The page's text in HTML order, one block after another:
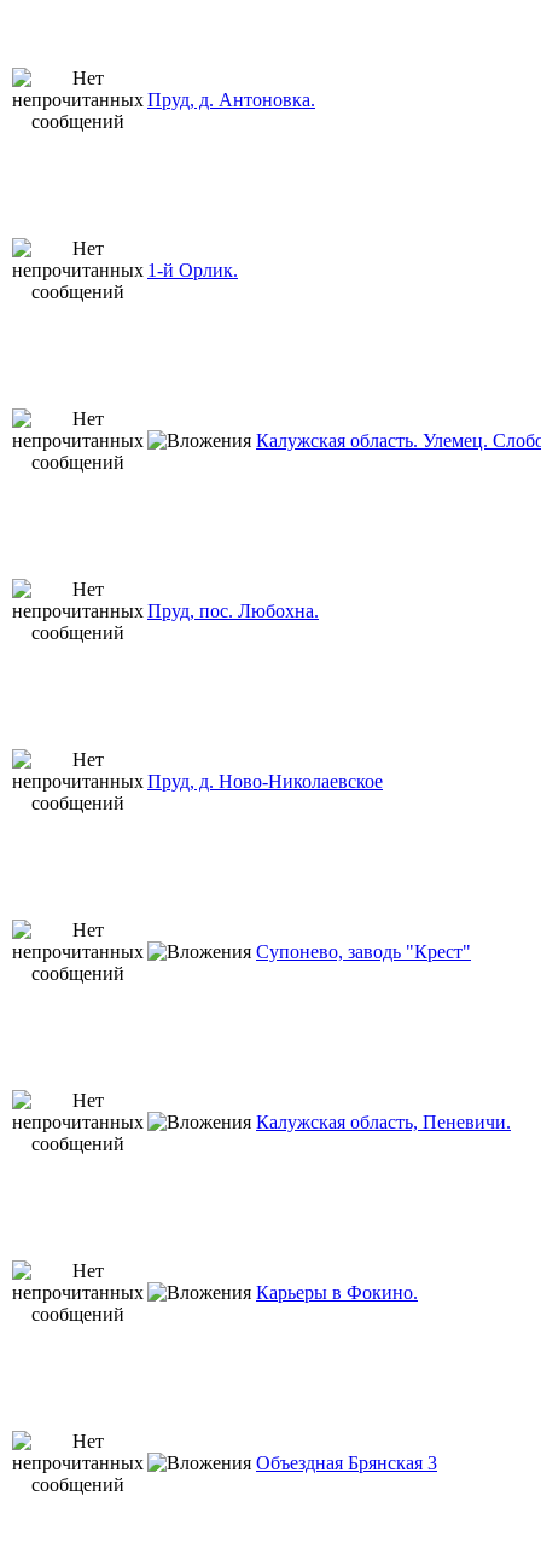
Пруд, д. Антоновка.
1-й Орлик.
Калужская область. Улемец.
Пруд, пос. Любохна.
Пруд, д. Ново-Николаевское
Супонево, заводь "Крест"
Калужская область, Пеневичи.
Карьеры в Фокино.
Объездная Брянская 3